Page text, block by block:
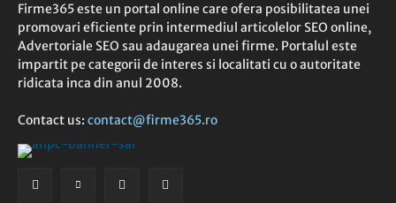
Firme365 este un portal online care ofera posibilitatea unei
promovari eficiente prin intermediul articolelor SEO online,
Advertoriale SEO sau adaugarea unei firme. Portalul este
impartit pe categorii de interes si localitati cu o autoritate
ridicata inca din anul 2008.
Contact us: contact@firme365.ro